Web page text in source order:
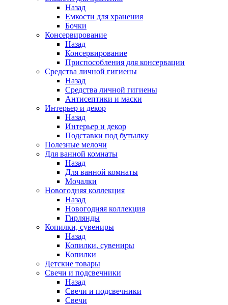
Назад
Емкости для хранения
Бочки
Консервирование
Назад
Консервирование
Приспособления для консервации
Средства личной гигиены
Назад
Средства личной гигиены
Антисептики и маски
Интерьер и декор
Назад
Интерьер и декор
Подставки под бутылку
Полезные мелочи
Для ванной комнаты
Назад
Для ванной комнаты
Мочалки
Новогодняя коллекция
Назад
Новогодняя коллекция
Гирлянды
Копилки, сувениры
Назад
Копилки, сувениры
Копилки
Детские товары
Свечи и подсвечники
Назад
Свечи и подсвечники
Свечи